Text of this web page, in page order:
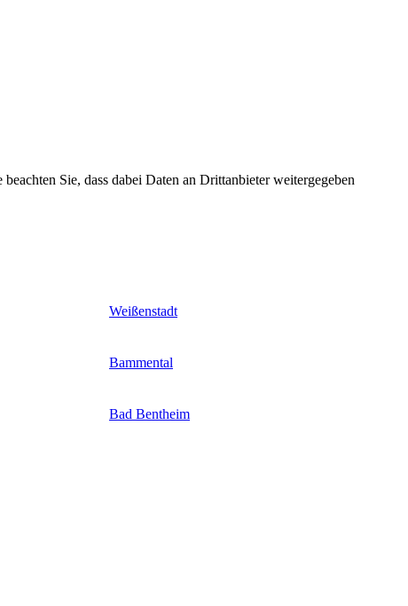
Sie, dass dabei Daten an Drittanbieter weitergegeben
Weißenstadt
Bammental
Bad Bentheim